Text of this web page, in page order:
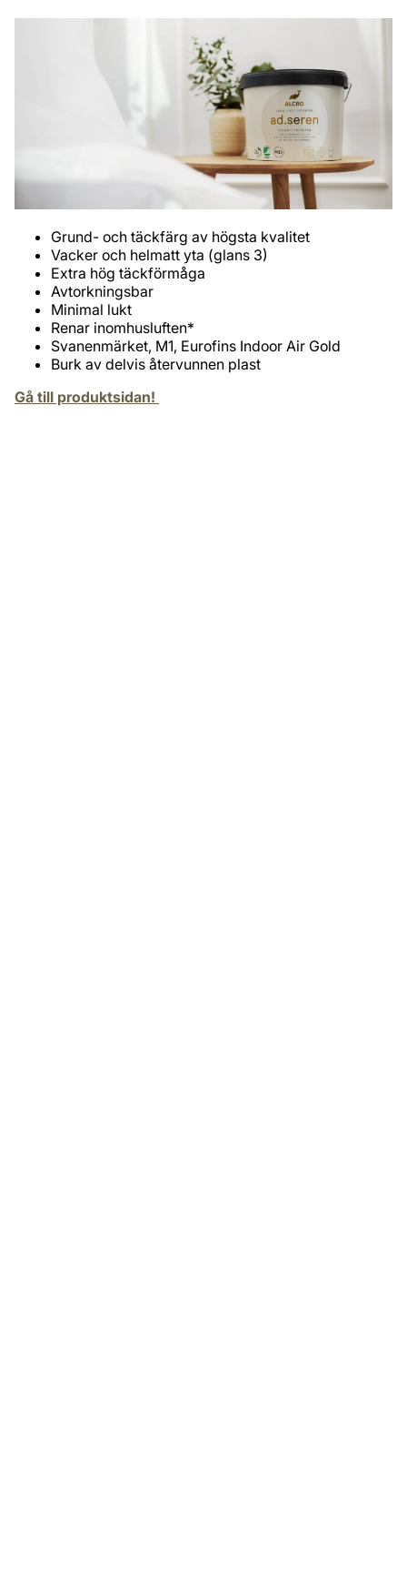
Grund- och täckfärg av högsta kvalitet
Vacker och helmatt yta (glans 3)
Extra hög täckförmåga
Avtorkningsbar
Minimal lukt
Renar inomhusluften*
Svanenmärket, M1, Eurofins Indoor Air Gold
Burk av delvis återvunnen plast
Gå till produktsidan!